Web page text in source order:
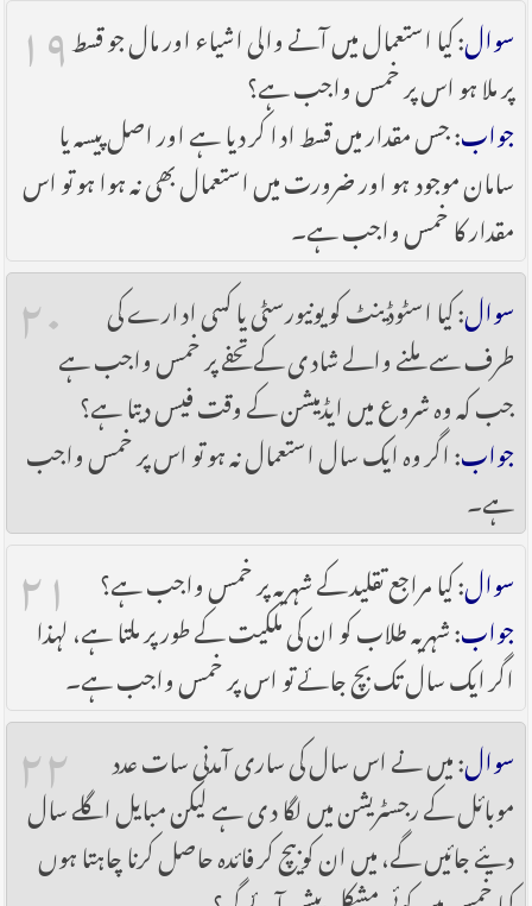
۱۹ سوال: کیا استعمال میں آنے والی اشیاء اور مال جو قسط
پر ملا ہو اس پر خمس واجب ہے؟
جواب: جس مقدار میں قسط ادا کر دیا ہے اور اصل پیسہ یا
سامان موجود ہو اور ضرورت میں استعمال بھی نہ ہوا ہو تو اس
مقدار کا خمس واجب ہے۔
۲۰ سوال: کیا اسٹوڈینٹ کو یونیورسٹی یا کسی ادارے کی
طرف سے ملنے والے شادی کے تحفے پر خمس واجب ہے
جب کہ وہ شروع میں ایڈمیشن کے وقت فیس دیتا ہے؟
جواب: اگر وہ ایک سال استعمال نہ ہو تو اس پر خمس واجب
ہے۔
۲۱ سوال: کیا مراجع تقلید کے شہریہ پر خمس واجب ہے؟
جواب: شہریہ طلاب کو ان کی ملکیت کے طور پر ملتا ہے، لہذا
اگر ایک سال تک بچ جائے تو اس پر خمس واجب ہے۔
۲۲ سوال: میں نے اس سال کی ساری آمدنی سات عدد
موبائل کے رجسٹریشن میں لگا دی ہے لیکن مبایل اگلے سال
دیئے جائیں گے، میں ان کو بیچ کر فائدہ حاصل کرنا چاہتا ہوں